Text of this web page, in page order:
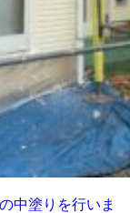
中塗りを行いま